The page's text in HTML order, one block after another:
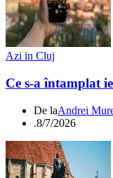
Azi in Cluj
Ce s-a întamplat
De laAndrei
.8/7/2026